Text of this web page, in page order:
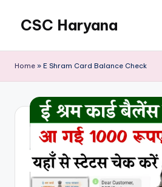
CSC Haryana
Home » E Shram Card Balance Check